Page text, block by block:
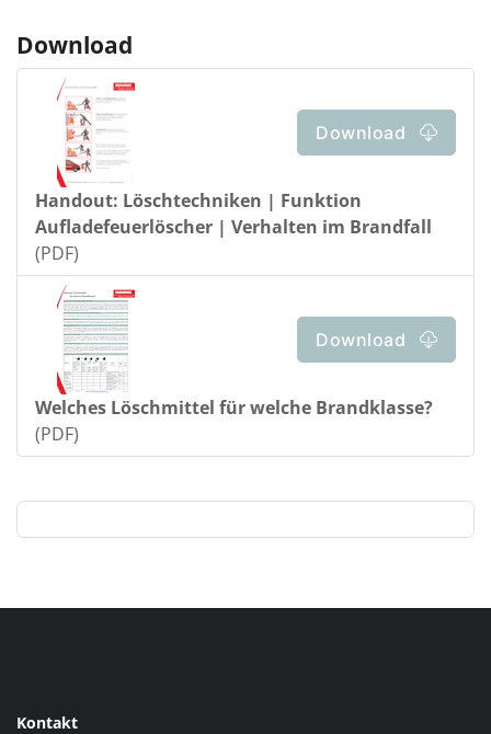
Download
Handout: Löschtechniken | Funktion
Aufladefeuerlöscher | Verhalten im Brandfall
(PDF)
Download
Welches Löschmittel für welche Brandklasse?
(PDF)
Download
Kontakt